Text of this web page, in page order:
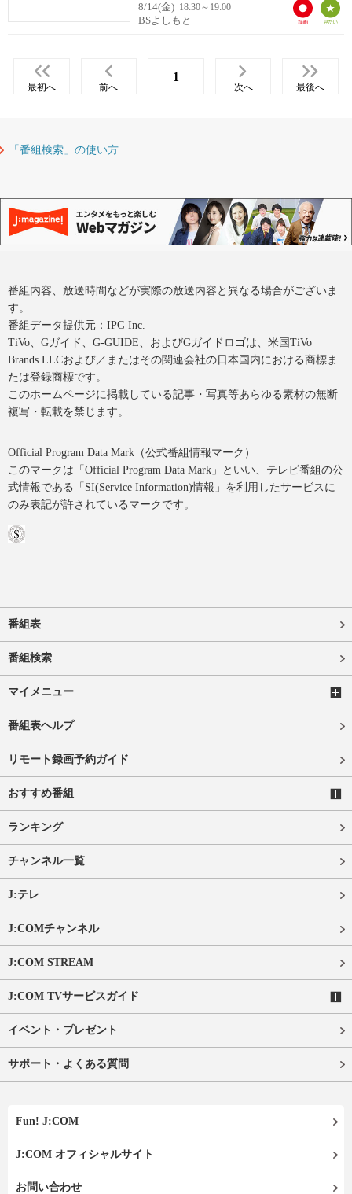
8/14(金) 18:30～19:00
BSよしもと
最初へ 前へ
1
次へ 最後へ
「番組検索」の使い方
番組内容、放送時間などが実際の放送内容と異なる場合がございま
す。
番組データ提供元：IPG Inc.
TiVo、Gガイド、G-GUIDE、およびGガイドロゴは、米国TiVo
Brands LLCおよび／またはその関連会社の日本国内における商標ま
たは登録商標です。
このホームページに掲載している記事・写真等あらゆる素材の無断
複写・転載を禁じます。
Official Program Data Mark（公式番組情報マーク）
このマークは「Official Program Data Mark」といい、テレビ番組の公
式情報である「SI(Service Information)情報」を利用したサービスに
のみ表記が許されているマークです。
番組表
番組検索
マイメニュー
番組表ヘルプ
リモート録画予約ガイド
おすすめ番組
ランキング
チャンネル一覧
J:テレ
J:COMチャンネル
J:COM STREAM
J:COM TVサービスガイド
イベント・プレゼント
サポート・よくある質問
Fun! J:COM
J:COM オフィシャルサイト
お問い合わせ